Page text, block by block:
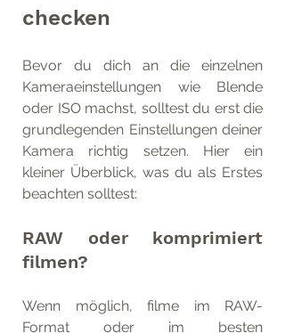
checken
Bevor du dich an die einzelnen
Kameraeinstellungen wie Blende
oder ISO machst, solltest du erst die
grundlegenden Einstellungen deiner
Kamera richtig setzen. Hier ein
kleiner Überblick, was du als Erstes
beachten solltest:
RAW oder komprimiert
filmen?
Wenn möglich, filme im RAW-
Format oder im besten